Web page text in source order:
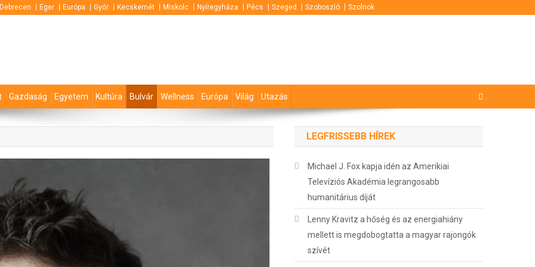
Debrecen Eger Európa Győr Kecskemét Miskolc Nyíregyháza Pécs Szeged Szoboszló Szolnok
Gazdaság Egyetem Kultúra Bulvár Wellness Európa Világ Utazás
LEGFRISSEBB HÍREK
Michael J. Fox kapja idén az Amerikiai
Televíziós Akadémia legrangosabb
humanitárius díját
Lenny Kravitz a hőség és az energiahiány
mellett is megdobogtatta a magyar rajongók
szívét